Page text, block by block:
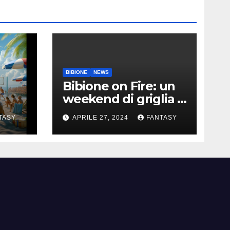
BIBIONE NEWS
Bibione on Fire: un
weekend di griglia e
barbecue in Piazza
Treviso
APRILE 27, 2024 FANTASY